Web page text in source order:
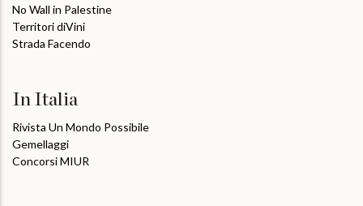
No Wall in Palestine
Territori diVini
Strada Facendo
In Italia
Rivista Un Mondo Possibile
Gemellaggi
Concorsi MIUR